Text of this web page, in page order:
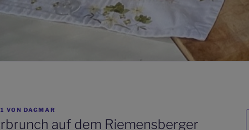
VON DAGMAR
auf dem Riemensberger